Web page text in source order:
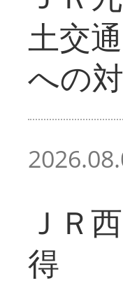
土交
への
ＪＲ
得